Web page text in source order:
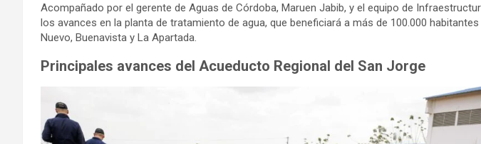
Acompañado por el gerente de Aguas de Córdoba, Maruen Jabib, y el equipo de
los avances en la planta de tratamiento de agua, que beneficiará a más de 100.000 habitantes
Nuevo, Buenavista y La Apartada.
Principales avances del Acueducto Regional del San Jorge